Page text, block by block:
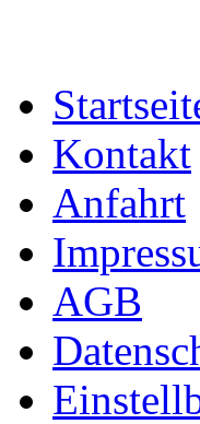
Kontakt
Anfahrt
AGB